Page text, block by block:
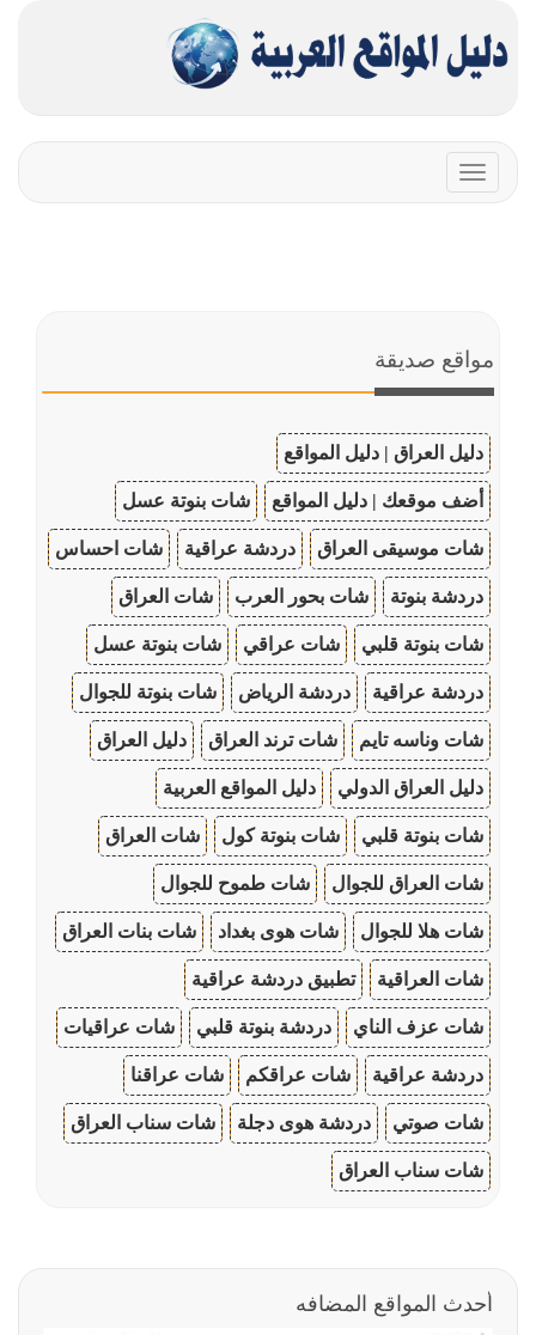
Toggle
navigation
مواقع صديقة
دليل العراق | دليل المواقع
أضف موقعك | دليل المواقع شات بنوتة عسل
شات موسيقى العراق دردشة عراقية شات احساس
دردشة بنوتة شات بحور العرب شات العراق
شات بنوتة قلبي شات عراقي شات بنوتة عسل
دردشة عراقية دردشة الرياض شات بنوتة للجوال
شات وناسه تايم شات ترند العراق دليل العراق
دليل العراق الدولي دليل المواقع العربية
شات بنوتة قلبي شات بنوتة كول شات العراق
شات العراق للجوال شات طموح للجوال
شات هلا للجوال شات هوى بغداد شات بنات العراق
شات العراقية تطبيق دردشة عراقية
شات عزف الناي دردشة بنوتة قلبي شات عراقيات
دردشة عراقية شات عراقكم شات عراقنا
شات صوتي دردشة هوى دجلة شات سناب العراق
شات سناب العراق
أحدث المواقع المضافه